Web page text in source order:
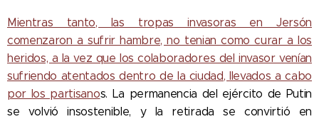
Mientras tanto, las tropas invasoras en Jersón
comenzaron a sufrir hambre, no tenian como curar a los
heridos, a la vez que los colaboradores del invasor venían
sufriendo atentados dentro de la ciudad, llevados a cabo
por los partisanos. La permanencia del ejército de Putin
se volvió insostenible, y la retirada se convirtió en